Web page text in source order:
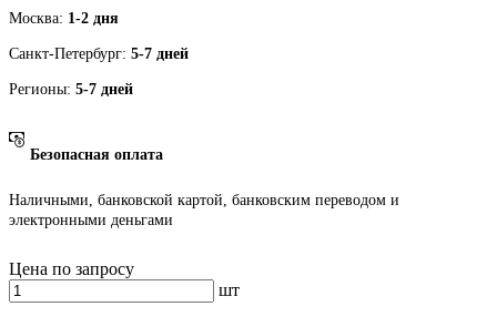
Москва: 1-2 дня
Санкт-Петербург: 5-7 дней
Регионы: 5-7 дней
Безопасная оплата
Наличными, банковской картой, банковским переводом и
электронными деньгами
Цена по запросу
шт